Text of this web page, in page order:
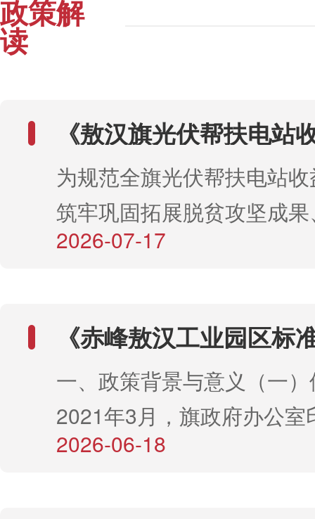
政策解
读
《敖汉旗光伏帮扶电站
为规范全旗光伏帮扶电站
筑牢巩固拓展脱贫攻坚成
级集体经济发展，敖汉旗
号），结合本地实际，出
电站收益分配使用专项管
将核心条款、管理规则、
要求系统解读如下：一、
2026-07-17
《赤峰敖汉工业园区标
一、政策背景与意义（一
2021年3月，旗政府办公室
《敖汉旗工业园区标准化
2026-06-18